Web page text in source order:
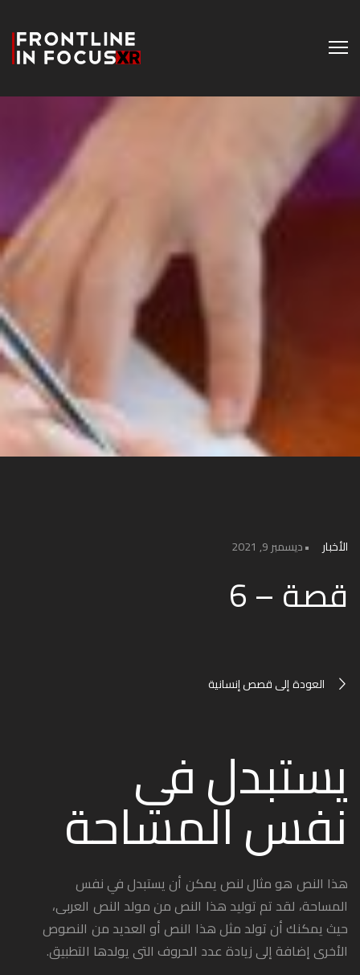
الأخبار ديسمبر 9, 2021
قصة – 6
العودة إلى قصص إنسانية
يستبدل في
نفس المساحة
هذا النص هو مثال لنص يمكن أن يستبدل في نفس
المساحة، لقد تم توليد هذا النص من مولد النص العربى،
حيث يمكنك أن تولد مثل هذا النص أو العديد من النصوص
الأخرى إضافة إلى زيادة عدد الحروف التى يولدها التطبيق.